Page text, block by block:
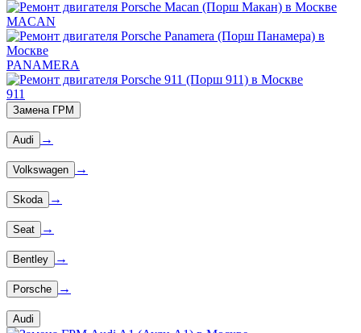
MACAN
PANAMERA
911
Замена ГРМ
Audi →
Volkswagen →
Skoda →
Seat →
Bentley →
Porsche →
Audi